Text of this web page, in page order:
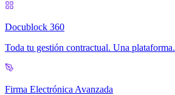
Docublock 360
Toda tu gestión contractual. Una plataforma.
Firma Electrónica Avanzada